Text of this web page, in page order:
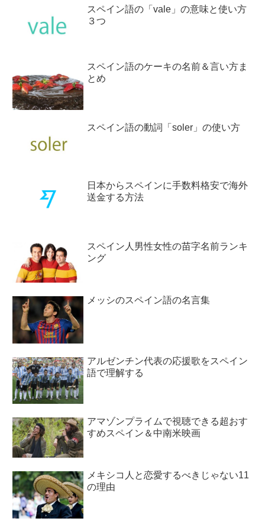
スペイン語の「vale」の意味と使い方
３つ
スペイン語のケーキの名前＆言い方ま
とめ
スペイン語の動詞「soler」の使い方
日本からスペインに手数料格安で海外
送金する方法
スペイン人男性女性の苗字名前ランキ
ング
メッシのスペイン語の名言集
アルゼンチン代表の応援歌をスペイン
語で理解する
アマゾンプライムで視聴できる超おす
すめスペイン＆中南米映画
メキシコ人と恋愛するべきじゃない11
の理由